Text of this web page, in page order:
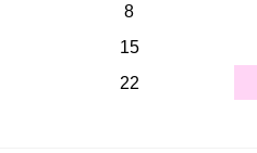
8
15
22